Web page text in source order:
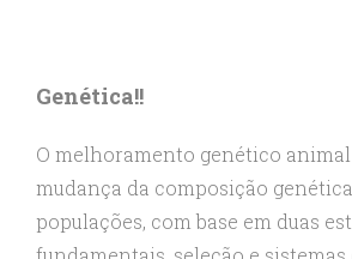
Genética!!
O melhoramento genético
mudança da composição
populações, com base em duas